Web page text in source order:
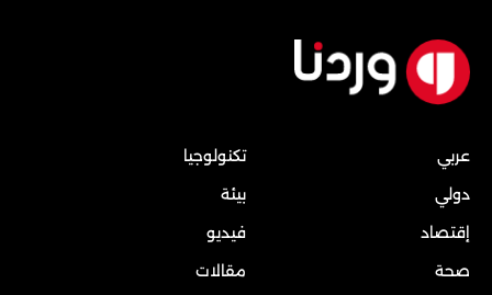
عربي
دولي
إقتصاد
صحة
تكنولوجيا
بيئة
فيديو
مقالات